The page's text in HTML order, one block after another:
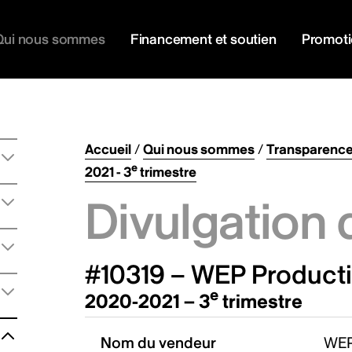
nous sommes Financement et soutien
Accueil/Qui nous sommes/
2021 - 3etrimestre
Divulgation
#10319 – WEP
2020-2021 – 3e trimestre
Nom du vendeur